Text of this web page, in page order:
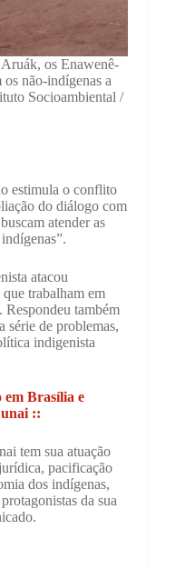
os Enawenê-
não-indígenas a
Socioambiental /
estimula o conflito
do diálogo com
atender as
atacou
trabalham em
também
série de problemas,
indigenista
em Brasília e
::
tem sua atuação
pacificação
dos indígenas,
da sua